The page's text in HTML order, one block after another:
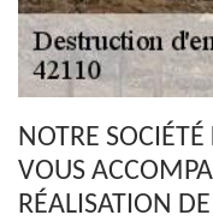
NOTRE
VOUS
RÉALISATION